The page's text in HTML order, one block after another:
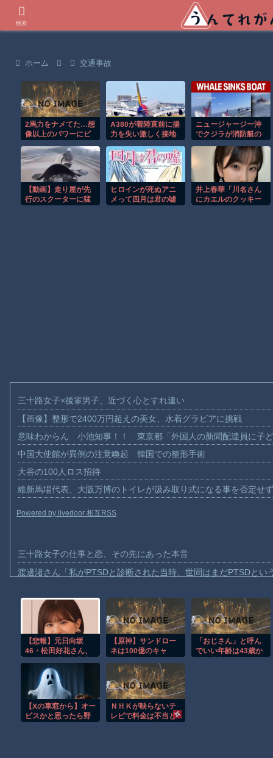
ホーム 交通事故
2馬力をナメてた…想
像以上のパワーにビ
A380が着陸直前に揚
力を失い激しく接地
ニュージャージー沖
でクジラが消防艇の
衝撃映像！！
【動画】走り屋が先
行のスクーターに猛
ヒロインが死ぬアニ
メって四月は君の嘘
井上春華「川名さん
にカエルのクッキー
三十路女子×後輩男子、近づく心とすれ違い
【画像】整形で2400万円超えの美女、水着グラビアに挑戦
意味わからん 小池知事！！ 東京都「外国人の新聞配達員に子
中国大使館が異例の注意喚起 韓国での整形手術
大谷の100人ロス招待
維新馬場代表、大阪万博のトイレが汲み取り式になる事を否定せ
Powered by livedoor 相互RSS
三十路女子の仕事と恋、その先にあった本音
渡邊渚さん「私がPTSDと診断された当時、世間はまだPTSDとい
【朗報】Amazon、汗が飛び散る灼熱の「マンガ毎週末セール（
【動画】高速道路を走行中の車からリアガラスが飛んでくる事故(
子供向け漫画、謎の闇の大会に参加しがち問題
【動画】両方馬鹿（笑）ミニストップでトラックと衝突したドラ
【動画】地震発生時の熊本総合病院の手術室の様子が(((ﾟДﾟ)))
【朗報】大人気漫画「GANTZ」がAmazonでなんと全巻100円ｗ
【悲報】元日向坂
46・松田好花さん、
「腹痛とおう吐と下
痢が止まらな
い」・・・・・・・
・・
【原神】サンドロー
ネは100億のキャ
「おじさん」と呼ん
でいい年齢は43歳か
【Xの車窓から】オー
ビスかと思ったら野
ＮＨＫが映らないテ
レビで料金は不当と
検索